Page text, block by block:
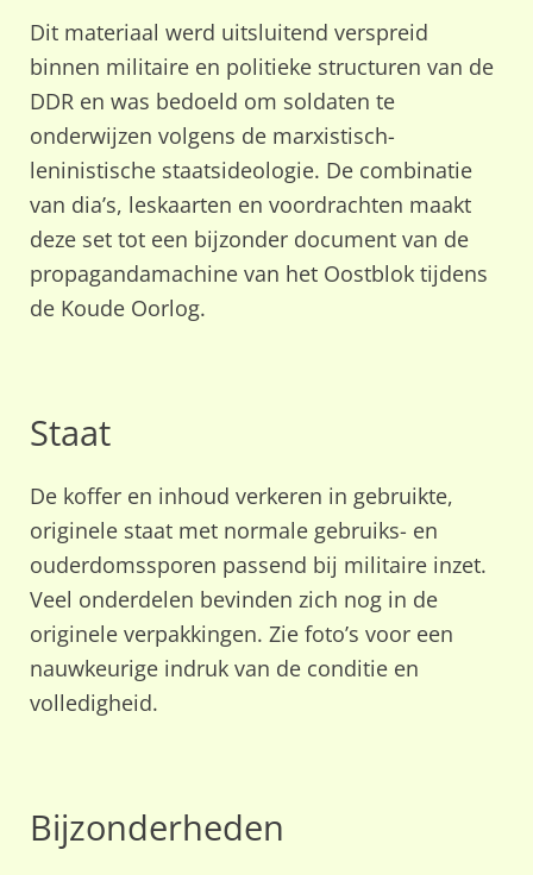
Dit materiaal werd uitsluitend verspreid
binnen militaire en politieke structuren van de
DDR en was bedoeld om soldaten te
onderwijzen volgens de marxistisch-
leninistische staatsideologie. De combinatie
van dia’s, leskaarten en voordrachten maakt
deze set tot een bijzonder document van de
propagandamachine van het Oostblok tijdens
de Koude Oorlog.
Staat
De koffer en inhoud verkeren in gebruikte,
originele staat met normale gebruiks- en
ouderdomssporen passend bij militaire inzet.
Veel onderdelen bevinden zich nog in de
originele verpakkingen. Zie foto’s voor een
nauwkeurige indruk van de conditie en
volledigheid.
Bijzonderheden